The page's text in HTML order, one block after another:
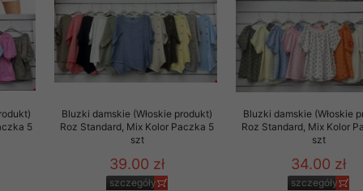
5
Bluzki damskie (Włoskie produkt)
Roz Standard, Mix Kolor Paczka 5
szt
39.00 zł
szczegóły
Bluzki damskie (Włoskie
Roz Standard, Mix Kolor
szt
34.00 zł
szczegóły
oraz usunięcia
Twoich